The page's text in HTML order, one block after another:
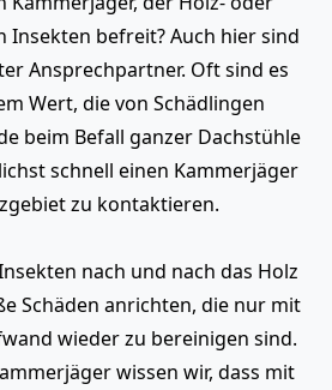
Insekten befreit? Auch hier sind
Ansprechpartner. Oft sind es
Wert, die von Schädlingen
beim Befall ganzer Dachstühle
schnell einen Kammerjäger
zu kontaktieren.
nach und nach das Holz
Schäden anrichten, die nur mit
wieder zu bereinigen sind.
wissen wir, dass mit